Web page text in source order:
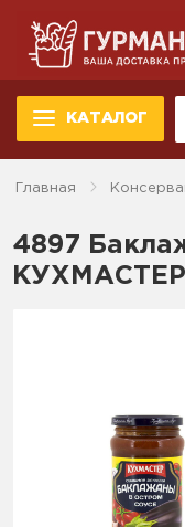
КАТАЛОГ
Главная
4897